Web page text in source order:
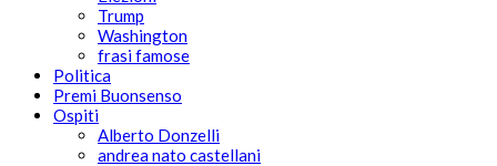
Trump
Washington
frasi famose
Politica
Premi Buonsenso
Ospiti
Alberto Donzelli
andrea nato castellani